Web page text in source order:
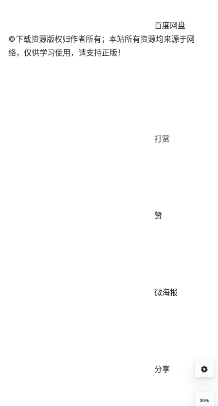
百度网盘
©下载资源版权归作者所有；本站所有资源均来源于网
络，仅供学习使用，请支持正版！
打赏
赞
微海报
分享
30%